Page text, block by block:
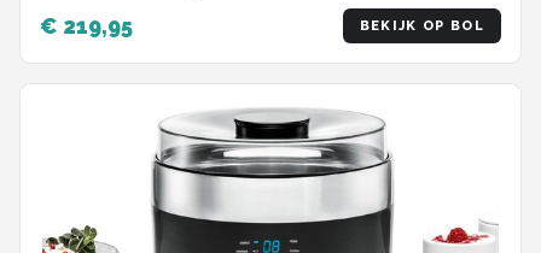
€ 219,95 BEKIJK OP BOL